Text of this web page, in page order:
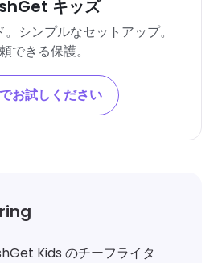
キッズ
シンプルなセットアップ。
できる保護。
お試しください
Kids のチーフライタ